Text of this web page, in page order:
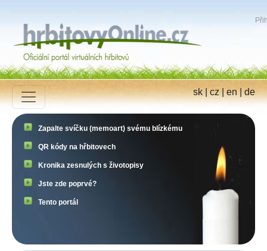
sk|cz|en|de
Zapalte svíčku (memoart) svému blízkému
QR kódy na hřbitovech
Kronika zesnulých s životopisy
Jste zde poprvé?
Tento portál